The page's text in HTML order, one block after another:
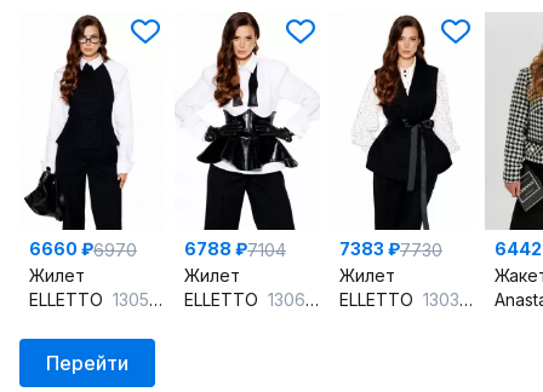
6660 ₽6970
Жилет
ELLETTO 13055 черный
6788 ₽7104
Жилет
ELLETTO 13065 черный
7383 ₽7730
Жилет
ELLETTO 13033 черный
Перейти